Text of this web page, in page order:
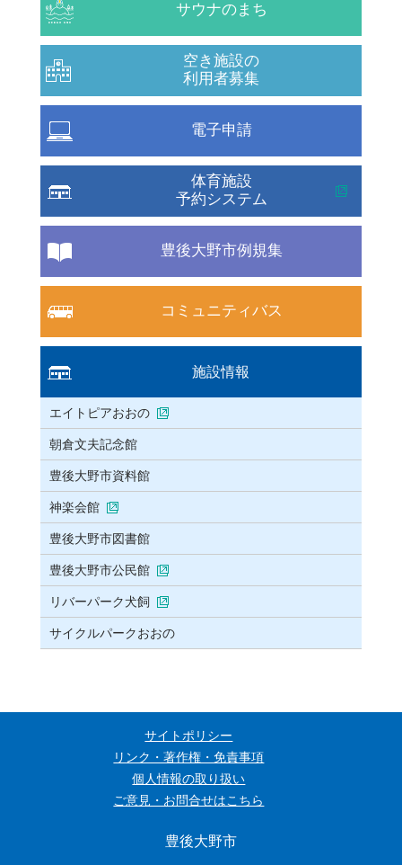
サウナのまち
空き施設の
利用者募集
電子申請
体育施設
予約システム
豊後大野市例規集
コミュニティバス
施設情報
エイトピアおおの
朝倉文夫記念館
豊後大野市資料館
神楽会館
豊後大野市図書館
豊後大野市公民館
リバーパーク犬飼
サイクルパークおおの
サイトポリシー
リンク・著作権・免責事項
個人情報の取り扱い
ご意見・お問合せはこちら
豊後大野市